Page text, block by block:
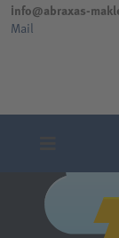
info@abraxas-
Mail